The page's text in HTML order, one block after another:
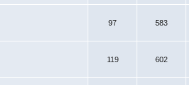
97 583
119 602